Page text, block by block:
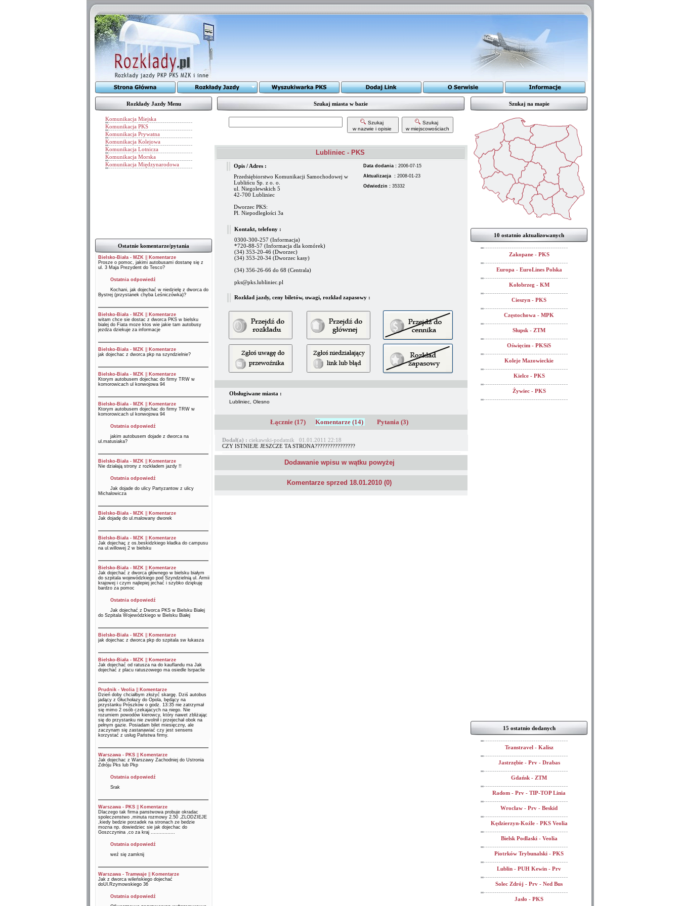
Rozkłady Jazdy Menu
Komunikacja Miejska
Komunikacja PKS
Komunikacja Prywatna
Komunikacja Kolejowa
Komunikacja Lotnicza
Komunikacja Morska
Komunikacja Międzynarodowa
Ostatnie komentarze/pytania
Bielsko-Biała - MZK||
Komentarze
Prosze o pomoc, jakimi autobusami dostanę się z
ul. 3 Maja Prezydent do Tesco?
Ostatnia odpowiedź
Kochani, jak dojechać w niedzielę z dworca do
Bystrej (przystanek chyba Leśniczówka)?
Bielsko-Biała - MZK||
Komentarze
witam chce sie dostac z dworca PKS w bielsku
bialej do Fiata moze ktos wie jakie tam autobusy
jezdza dziekuje za informacje
Bielsko-Biała - MZK||
Komentarze
jak dojechac z dworca pkp na szyndzielnie?
Bielsko-Biała - MZK||
Komentarze
Ktorym autobusem dojechac do firmy TRW w
komorowicach ul konwojowa 94
Bielsko-Biała - MZK||
Komentarze
Ktorym autobusem dojechac do firmy TRW w
komorowicach ul konwojowa 94
Ostatnia odpowiedź
jakim autobusem dojade z dworca na
ul.matusiaka?
Bielsko-Biała - MZK||
Komentarze
Nie działają strony z rozkładem jazdy !!
Ostatnia odpowiedź
Jak dojade do ulicy Partyzantow z ulicy
Michalowicza
Bielsko-Biała - MZK||
Komentarze
Jak dojadę do ul.malowany dworek
Bielsko-Biała - MZK||
Komentarze
Jak dojechaç z os.beskidzkiego kładka do campusu
na ul.willowej 2 w bielsku
Bielsko-Biała - MZK||
Komentarze
Jak dojechać z dworca głównego w bielsku białym
do szpitala wojewódzkiego pod Szyndzielnią ul. Armii
krajowej i czym najlepiej jechać i szybko dziękuję
bardzo za pomoc
Ostatnia odpowiedź
Jak dojechać z Dworca PKS w Bielsku Białej
do Szpitala Wojewódzkiego w Bielsku Białej
Bielsko-Biała - MZK||
Komentarze
jak dojechac z dworca pkp do szpitala sw łukasza
Bielsko-Biała - MZK||
Komentarze
Jak dojechać od ratusza na do kauflandu ma Jak
dojechać z placu ratuszowego ma osiedle lsrpaclie
Prudnik - Veolia||
Komentarze
Dzień doby chciałbym złożyć skargę. Dziś autobus
jadący z Głuchołazy do Opola, będący na
przystanku Prószków o godz. 13:35 nie zatrzymał
się mimo 2 osób czekajacych na niego. Nie
rozumiem powodów kierowcy, który nawet zbliżając
się do przystanku nie zwolnił i przejechał obok na
pełnym gazie. Posiadam bilet miesięczny, ale
zaczynam się zastanawiać czy jest sensens
korzystać z usług Państwa firmy.
Warszawa - PKS||
Komentarze
Jak dojechac z Warszawy Zachodniej do Ustronia
Zdróju Pks lub Pkp
Ostatnia odpowiedź
Srak
Warszawa - PKS||
Komentarze
Dlaczego tak firma panstwowa probuje okradac
spoleczenstwo ,minuta rozmowy 2.50 ,ZLODZIEJE
,kiedy bedzie porzadek na stronach ze bedzie
mozna np. dowiedziec sie jak dojechac do
Goszczynina ,co za kraj ................
Ostatnia odpowiedź
weź się zamknij
Warszawa - Tramwaje||
Komentarze
Jak z dworca wileńskiego dojechać
doUl.Rzymowskiego 36
Ostatnia odpowiedź
Szukaj miasta w bazie
Szukaj
w nazwie i opisie
Szukaj
w miejscowościach
Lubliniec - PKS
Opis / Adres : Data dodania : 2006-07-15
Przedsiębiorstwo Komunikacji Samochodowej w
Lublińcu Sp. z o. o.
ul. Niegolewskich 5
42-700 Lubliniec
Dworzec PKS:
Pl. Niepodległości 3a
Aktualizacja : 2008-01-23
Odwiedzin : 35332
Kontakt, telefony :
0300-300-257 (Informacja)
*720-88-57 (Informacja dla komórek)
(34) 353-20-46 (Dworzec)
(34) 353-20-34 (Dworzec kasy)
(34) 356-26-66 do 68 (Centrala)
pks@pks.lubliniec.pl
Rozkład jazdy, ceny biletów, uwagi, rozkład zapasowy :
Obsługiwane miasta :
Lubliniec, Olesno
Łącznie (17) Komentarze (14) Pytania (3)
Dodał(a) : ciekawski-podatnik 01.01.2011 22:18
CZY ISTNIEJE JESZCZE TA STRONA????????????????
Dodawanie wpisu w wątku powyżej
Komentarze sprzed 18.01.2010 (0)
Szukaj na mapie
10 ostatnio aktualizowanych
Zakopane - PKS
Europa - EuroLines Polska
Kołobrzeg - KM
Cieszyn - PKS
Częstochowa - MPK
Słupsk - ZTM
Oświęcim - PKSiS
Koleje Mazowieckie
Kielce - PKS
Żywiec - PKS
15 ostatnio dodanych
Transtravel - Kalisz
Jastrzębie - Prv - Drabas
Gdańsk - ZTM
Radom - Prv - TIP-TOP Linia
Wrocław - Prv - Beskid
Kędzierzyn-Koźle - PKS Veolia
Bielsk Podlaski - Veolia
Piotrków Trybunalski - PKS
Lublin - PUH Kewin - Prv
Solec Zdrój - Prv - Ned Bus
Jasło - PKS